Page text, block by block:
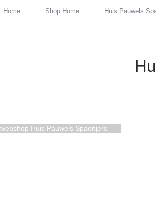
Home Shop Home Huis Pauwels
webshop Huis Pauwels Spaenjers